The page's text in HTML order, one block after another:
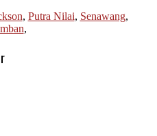
, Putra Nilai, Senawang,
,